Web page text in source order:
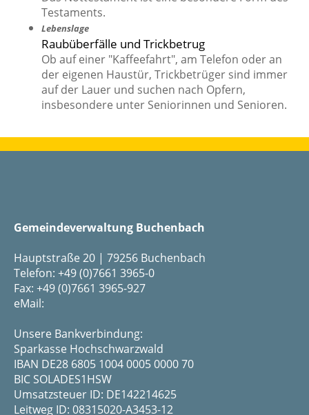
Testaments.
Lebenslage
Raubüberfälle und Trickbetrug
Ob auf einer "Kaffeefahrt", am Telefon oder an
der eigenen Haustür, Trickbetrüger sind immer
auf der Lauer und suchen nach Opfern,
insbesondere unter Seniorinnen und Senioren.
Gemeindeverwaltung Buchenbach
Hauptstraße 20 | 79256 Buchenbach
Telefon: +49 (0)7661 3965-0
Fax: +49 (0)7661 3965-927
eMail:
Unsere Bankverbindung:
Sparkasse Hochschwarzwald
IBAN DE28 6805 1004 0005 0000 70
BIC SOLADES1HSW
Umsatzsteuer ID: DE142214625
Leitweg ID: 08315020-A3453-12